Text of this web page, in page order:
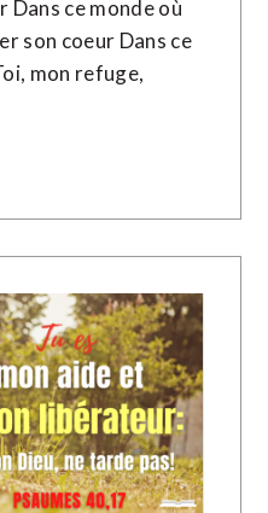
Dans ce monde où
son coeur Dans ce
mon refuge,